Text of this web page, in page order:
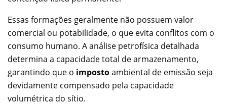
Essas formações geralmente não possuem valor
comercial ou potabilidade, o que evita conflitos com o
consumo humano. A análise petrofísica detalhada
determina a capacidade total de armazenamento,
garantindo que o impostoambiental de emissão seja
devidamente compensado pela capacidade
volumétrica do sítio.